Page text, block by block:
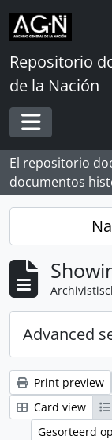
Skip to main content
Repositorio
de la Nación
Toggle
El repositorio
documentos
Advanced
Print preview
Card view
Gesorteerd